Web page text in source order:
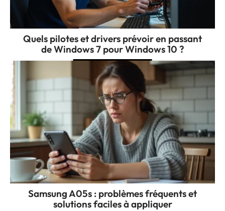
Quels pilotes et drivers prévoir en passant
de Windows 7 pour Windows 10 ?
Samsung A05s : problèmes fréquents et
solutions faciles à appliquer